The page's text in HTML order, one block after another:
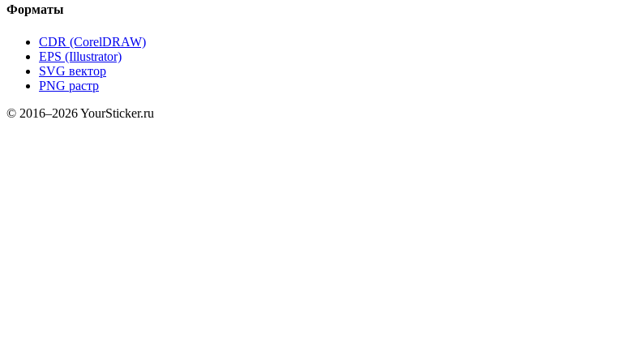
Форматы
CDR (CorelDRAW)
EPS (Illustrator)
SVG вектор
PNG растр
© 2016–2026 YourSticker.ru